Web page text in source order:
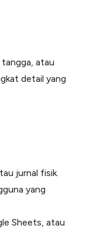
tangga, atau
detail yang
jurnal fisik.
yang
Sheets, atau